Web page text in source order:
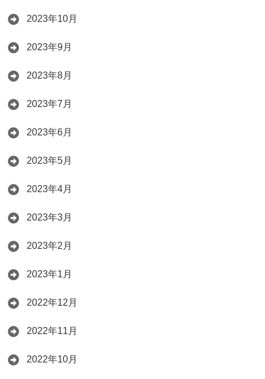
2023年10月
2023年9月
2023年8月
2023年7月
2023年6月
2023年5月
2023年4月
2023年3月
2023年2月
2023年1月
2022年12月
2022年11月
2022年10月